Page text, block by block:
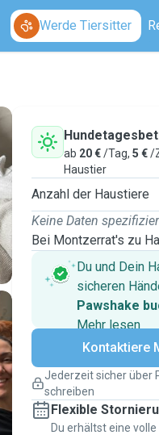
Werde Tiersitter
ab 20 €/Tag, 5 €/
Haustier
Anzahl der Haustiere
Keine Daten
Bei Montzerrat's zu
Du und Dein
sicheren
Pawshake
Mehr lesen
Sichere
Erledige alles über
ersten Nachricht bis
über die Pawshake-
Kontaktiere
Jederzeit sicher über
schreiben
Flexible
Du erhältst eine